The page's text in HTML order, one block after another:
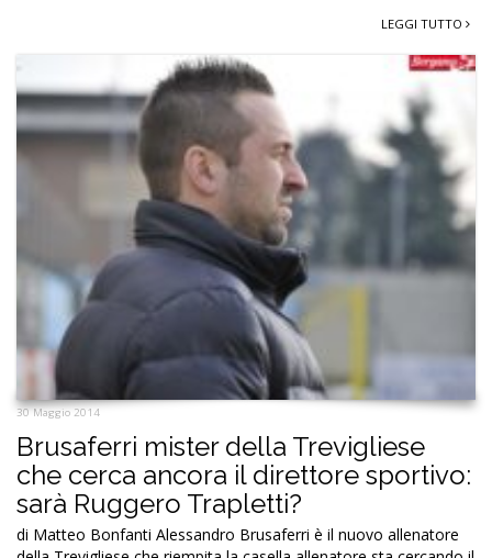
LEGGI TUTTO
30 Maggio 2014
Brusaferri mister della Trevigliese
che cerca ancora il direttore sportivo:
sarà Ruggero Trapletti?
di Matteo Bonfanti Alessandro Brusaferri è il nuovo allenatore